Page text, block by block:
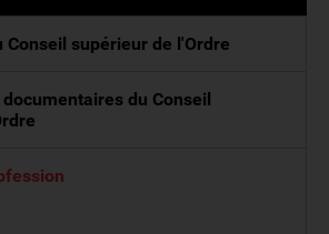
Conseil supérieur de l'Ordre
du Conseil